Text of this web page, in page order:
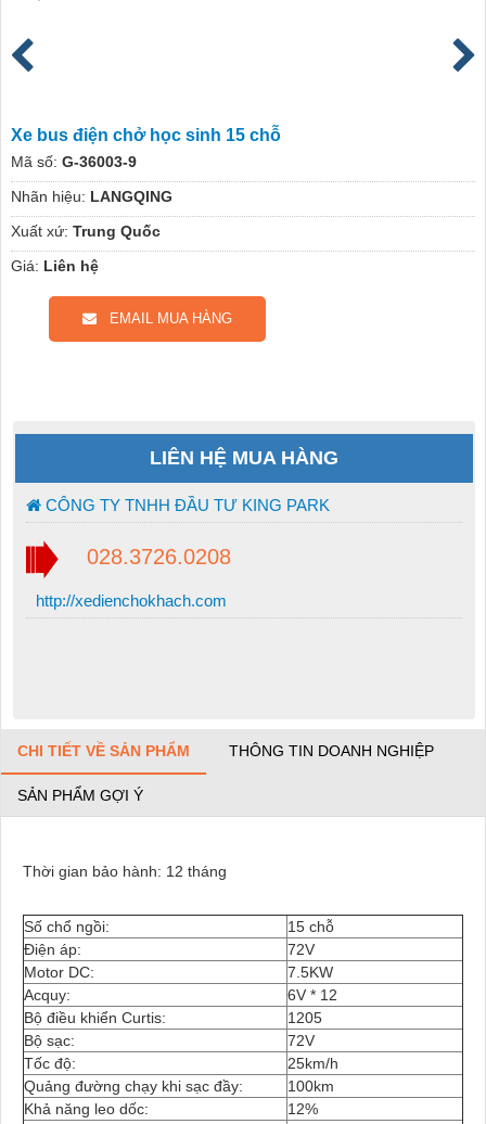
Xe bus điện chở học sinh 15 chỗ
Mã số: G-36003-9
Nhãn hiệu: LANGQING
Xuất xứ: Trung Quốc
Giá: Liên hệ
EMAIL MUA HÀNG
LIÊN HỆ MUA HÀNG
CÔNG TY TNHH ĐẦU TƯ KING PARK
028.3726.0208
http://xedienchokhach.com
CHI TIẾT VỀ SẢN PHẨM THÔNG TIN DOANH NGHIỆP
SẢN PHẨM GỢI Ý
Thời gian bảo hành: 12 tháng
Số chổ ngồi:
15 chỗ
Điện áp:
72V
Motor DC:
7.5KW
Acquy:
6V * 12
Bộ điều khiển Curtis:
1205
Bộ sạc:
72V
Tốc độ:
25km/h
Quảng đường chạy khi sạc đầy:
100km
Khả năng leo dốc:
12%